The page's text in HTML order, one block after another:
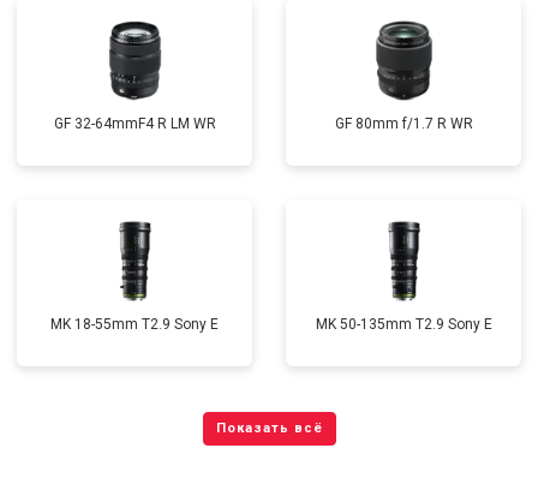
GF 32-64mmF4 R LM WR GF 80mm f/1.7 R WR
MK 18-55mm T2.9 Sony E MK 50-135mm T2.9 Sony E